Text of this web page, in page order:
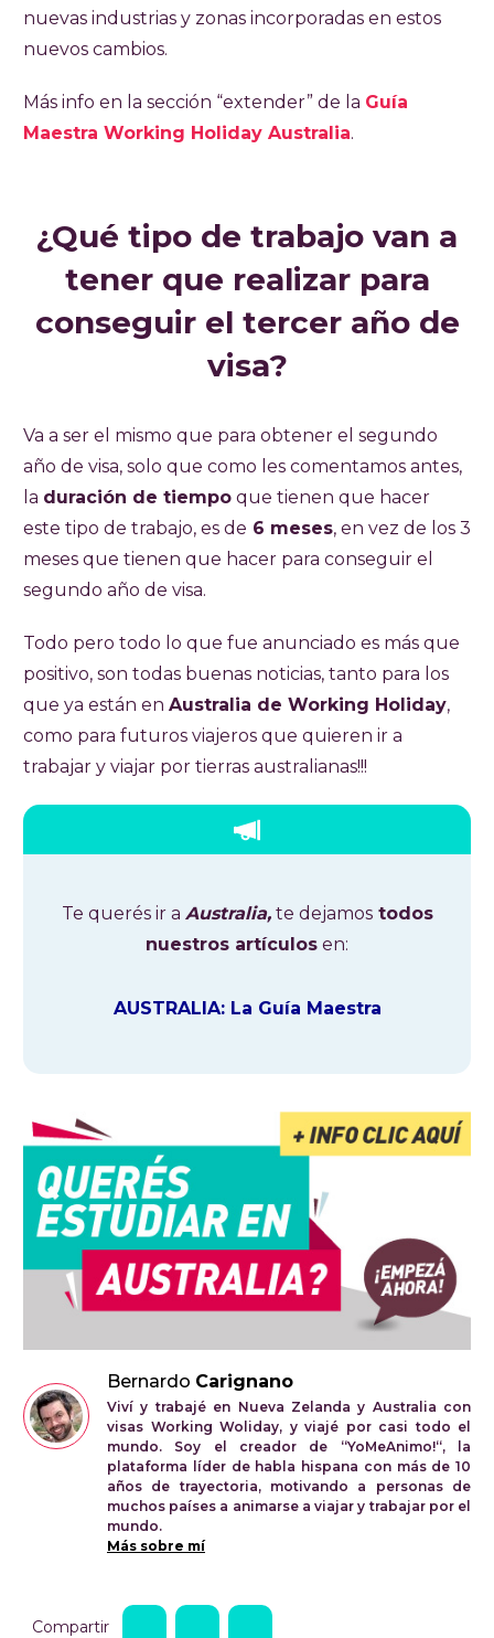
nuevas industrias y zonas incorporadas en estos
nuevos cambios.
Más info en la sección “extender” de la Guía
Maestra Working Holiday Australia.
¿Qué tipo de trabajo van a
tener que realizar para
conseguir el tercer año de
visa?
Va a ser el mismo que para obtener el segundo
año de visa, solo que como les comentamos antes,
la duración de tiempo que tienen que hacer
este tipo de trabajo, es de 6 meses, en vez de los 3
meses que tienen que hacer para conseguir el
segundo año de visa.
Todo pero todo lo que fue anunciado es más que
positivo, son todas buenas noticias, tanto para los
que ya están en Australia de Working Holiday,
como para futuros viajeros que quieren ir a
trabajar y viajar por tierras australianas!!!
Te querés ir a Australia,te dejamostodos
nuestros artículos en:
AUSTRALIA: La Guía Maestra
Bernardo Carignano
Viví y trabajé en Nueva Zelanda y Australia con
visas Working Woliday, y viajé por casi todo el
mundo. Soy el creador de “YoMeAnimo!“, la
plataforma líder de habla hispana con más de 10
años de trayectoria, motivando a personas de
muchos países a animarse a viajar y trabajar por el
mundo.
Más sobre mí
Compartir